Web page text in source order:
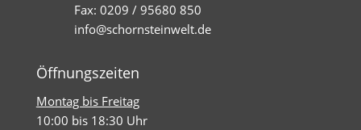
Fax: 0209 / 95680 850
info@schornsteinwelt.de
Öffnungszeiten
Montag bis Freitag
10:00 bis 18:30 Uhr